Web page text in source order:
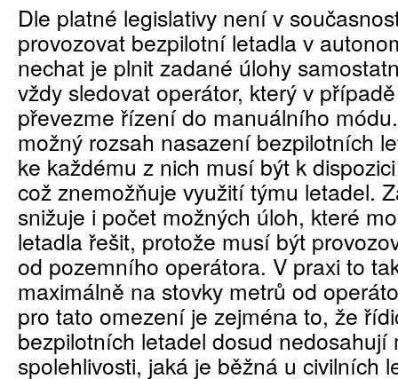
Dle platné legislativy není v
provozovat bezpilotní letadla v
nechat je plnit zadané úlohy
vždy sledovat operátor, který v
převezme řízení do manuálního
možný rozsah nasazení bezpilotních
ke každému z nich musí být k
což znemožňuje využití týmu letadel.
snižuje i počet možných úloh, které
letadla řešit, protože musí být
od pozemního operátora. V praxi to
maximálně na stovky metrů od
pro tato omezení je zejména to, že
bezpilotních letadel dosud nedosahují
spolehlivosti, jaká je běžná u civilních